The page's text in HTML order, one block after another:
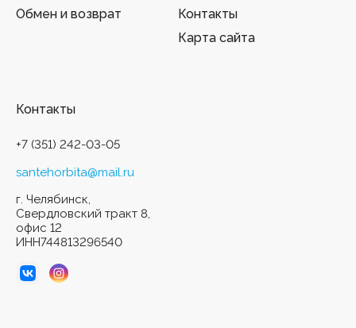
Обмен и возврат
Контакты
Карта сайта
Контакты
+7 (351) 242-03-05
santehorbita@mail.ru
г. Челябинск,
Свердловский тракт 8,
офис 12
ИНН744813296540